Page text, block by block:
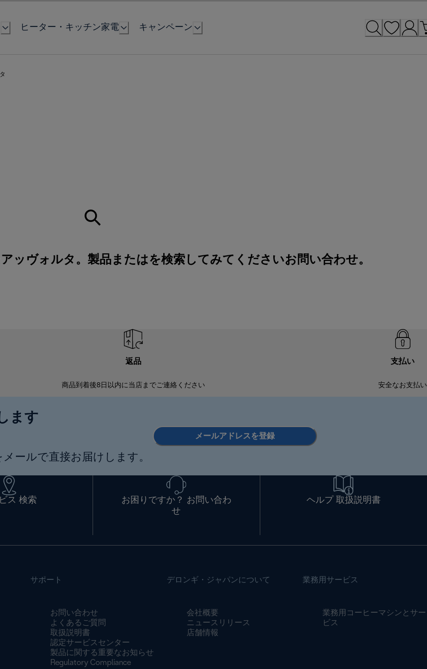
ヒーター・キッチン家電 キャンペーン
ッヴォルタ。製品またはを検索してみてくださいお問い合わせ。
返品
商品到着後8日以内に当店までご連絡ください
支払い
安全なお支払い
ます
ールで直接お届けします。
メールアドレスを登録
ス 検索
お困りですか？ お問い合わ
せ
ヘルプ 取扱説明書
サポート
お問い合わせ
よくあるご質問
取扱説明書
認定サービスセンター
製品に関する重要なお知らせ
Regulatory Compliance
デロンギ・ジャパンについて
会社概要
ニュースリリース
店舗情報
業務用サービス
業務用コーヒーマシンとサー
ビス